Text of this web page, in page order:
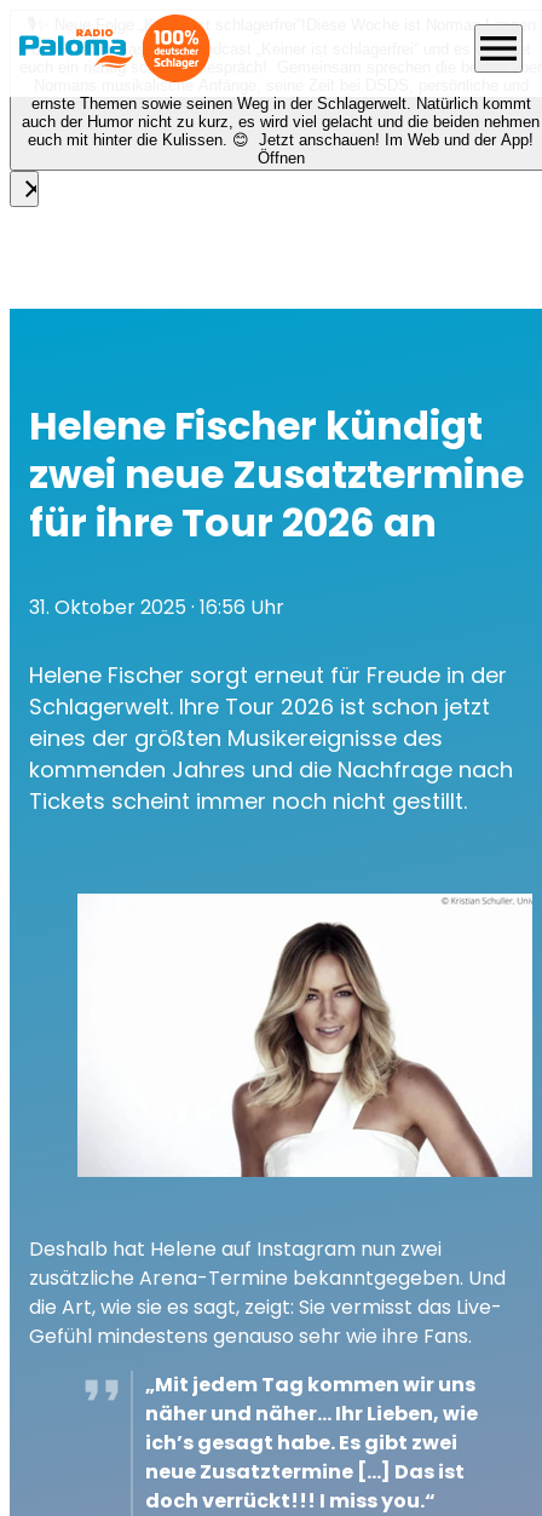
🎙️✨ Neue Folge „Keiner ist schlagerfrei“!
Diese Woche ist Norman Langen
bei Nora zu Gast beim Podcast „Keiner ist schlagerfrei“ und es erwartet
euch ein richtig schönes Gespräch! Gemeinsam sprechen die beiden über
Normans musikalische Anfänge, seine Zeit bei DSDS, persönliche und
ernste Themen sowie seinen Weg in der Schlagerwelt. Natürlich kommt
auch der Humor nicht zu kurz, es wird viel gelacht und die beiden nehmen
euch mit hinter die Kulissen. 😊 Jetzt anschauen! Im Web und der App!
Öffnen
close
menu
Helene Fischer kündigt
zwei neue Zusatztermine
für ihre Tour 2026 an
31. Oktober 2025· 16:56 Uhr
Helene Fischer sorgt erneut für Freude in der
Schlagerwelt. Ihre Tour 2026 ist schon jetzt
eines der größten Musikereignisse des
kommenden Jahres und die Nachfrage nach
Tickets scheint immer noch nicht gestillt.
Deshalb hat Helene auf Instagram nun zwei
zusätzliche Arena-Termine bekanntgegeben. Und
die Art, wie sie es sagt, zeigt: Sie vermisst das Live-
Gefühl mindestens genauso sehr wie ihre Fans.
„Mit jedem Tag kommen wir uns
näher und näher… Ihr Lieben, wie
ich’s gesagt habe. Es gibt zwei
neue Zusatztermine [...] Das ist
doch verrückt!!! I miss you.“